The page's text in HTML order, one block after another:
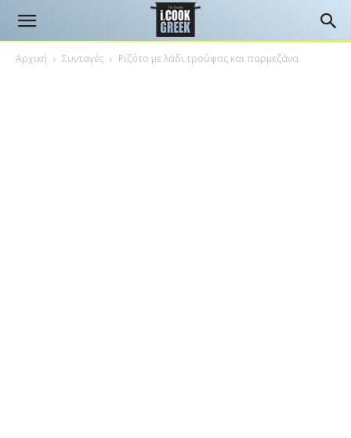
Αρχική Συνταγές Ριζότο με λάδι τρούφας και παρμεζάνα